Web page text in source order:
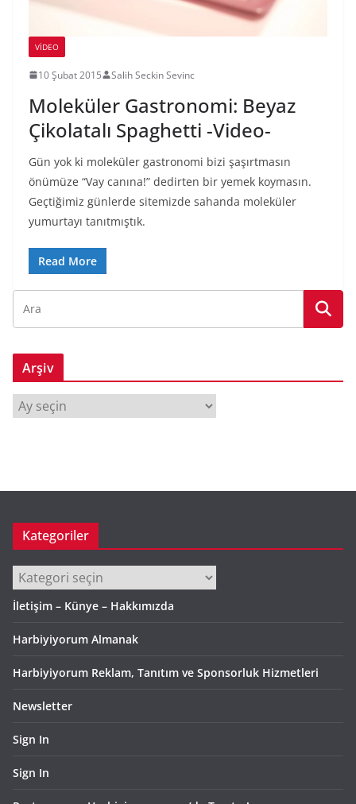
VIDEO
10 Şubat 2015 Salih Seckin Sevinc
Moleküler Gastronomi: Beyaz
Çikolatalı Spaghetti -Video-
Gün yok ki moleküler gastronomi bizi şaşırtmasın
önümüze “Vay canına!” dedirten bir yemek koymasın.
Geçtiğimiz günlerde sitemizde sahanda moleküler
yumurtayı tanıtmıştık.
Read More
Arşiv
r
Kategoriler
Kategoriler
İletişim – Künye – Hakkımızda
Harbiyiyorum Almanak
Harbiyiyorum Reklam, Tanıtım ve Sponsorluk Hizmetleri
Newsletter
Sign In
Sign In